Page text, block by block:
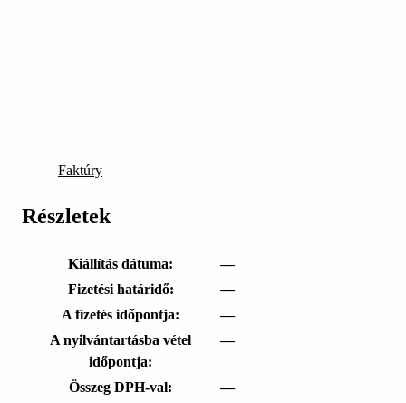
Faktúry
Részletek
Kiállítás dátuma:
—
Fizetési határidő:
—
A fizetés időpontja:
—
A nyilvántartásba vétel
időpontja:
—
Összeg DPH-val:
—